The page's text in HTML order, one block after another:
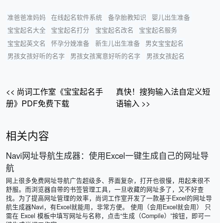
准爸爸准妈妈 在线起名软件系统 备孕胎教知识
婴儿出生准备
宝宝起名大全
宝宝起名打分 宝宝起名改名
宝宝起名服务
宝宝起英文名
怀孕分娩准备 新生儿出生准备
男女宝宝起名
男孩女孩好听的名字
男孩女孩寓意好听的名字 男孩女孩起名
<< 尚词工作室《宝宝起名手
册》PDF免费下载
真快！搜狗输入法自定义短
语输入 >>
相关内容
Navi网址导航生成器：使用Excel一键生成自己的网址导
航
网上很多免费网址导航广告超级多、界面复杂，打开也很慢，用起来很不
舒服。而浏览器自带的书签管理工具，一旦收藏的网址多了，又不好查
找。为了提高网址管理的效率，尚词工作室开发了一款基于Excel的网址导
航生成器Navi，有Excel就能用，非常方便。 使用（会用Excel就会用） 只
需在 Excel 模板中填写网址与名称，点击“生成（Compile）”按钮，即可一